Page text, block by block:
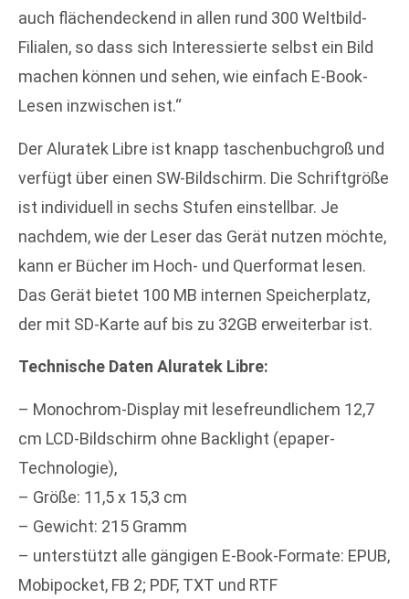
auch flächendeckend in allen rund 300 Weltbild-
Filialen, so dass sich Interessierte selbst ein Bild
machen können und sehen, wie einfach E-Book-
Lesen inzwischen ist.“
Der Aluratek Libre ist knapp taschenbuchgroß und
verfügt über einen SW-Bildschirm. Die Schriftgröße
ist individuell in sechs Stufen einstellbar. Je
nachdem, wie der Leser das Gerät nutzen möchte,
kann er Bücher im Hoch- und Querformat lesen.
Das Gerät bietet 100 MB internen Speicherplatz,
der mit SD-Karte auf bis zu 32GB erweiterbar ist.
Technische Daten Aluratek Libre:
– Monochrom-Display mit lesefreundlichem 12,7
cm LCD-Bildschirm ohne Backlight (epaper-
Technologie),
– Größe: 11,5 x 15,3 cm
– Gewicht: 215 Gramm
– unterstützt alle gängigen E-Book-Formate: EPUB,
Mobipocket, FB 2; PDF, TXT und RTF